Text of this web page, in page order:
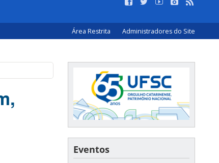
Área Restrita Administradores do Site
Eventos